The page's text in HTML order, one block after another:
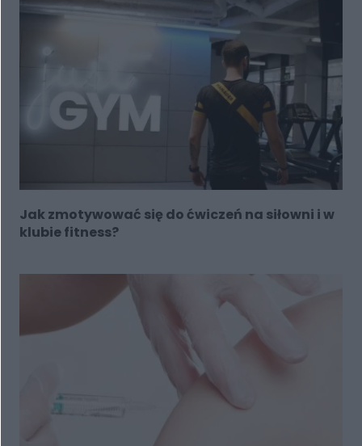
Jak zmotywować się do ćwiczeń na siłowni i w
klubie fitness?